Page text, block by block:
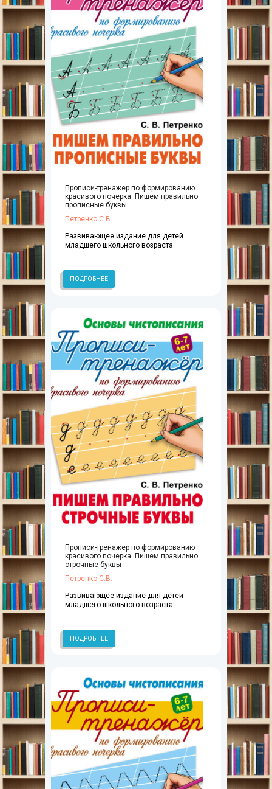
Прописи-тренажер по формированию
красивого почерка. Пишем правильно
прописные буквы
Петренко С.В.
Развивающее издание для детей
младшего школьного возраста
ПОДРОБНЕЕ
Прописи-тренажер по формированию
красивого почерка. Пишем правильно
строчные буквы
Петренко С.В.
Развивающее издание для детей
младшего школьного возраста
ПОДРОБНЕЕ